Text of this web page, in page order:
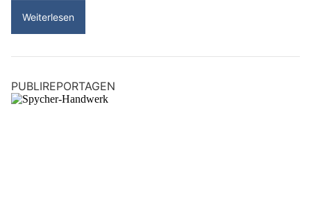
Weiterlesen
PUBLIREPORTAGEN